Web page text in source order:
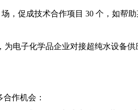
，促成技术合作项目 30 个，如帮
电子化学品企业对接超纯水设备供
作机会：